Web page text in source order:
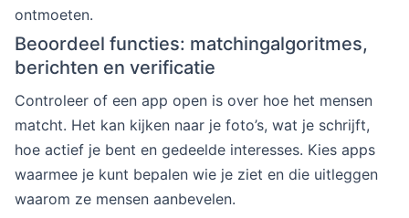
ontmoeten.
Beoordeel functies: matchingalgoritmes,
berichten en verificatie
Controleer of een app open is over hoe het mensen
matcht. Het kan kijken naar je foto’s, wat je schrijft,
hoe actief je bent en gedeelde interesses. Kies apps
waarmee je kunt bepalen wie je ziet en die uitleggen
waarom ze mensen aanbevelen.